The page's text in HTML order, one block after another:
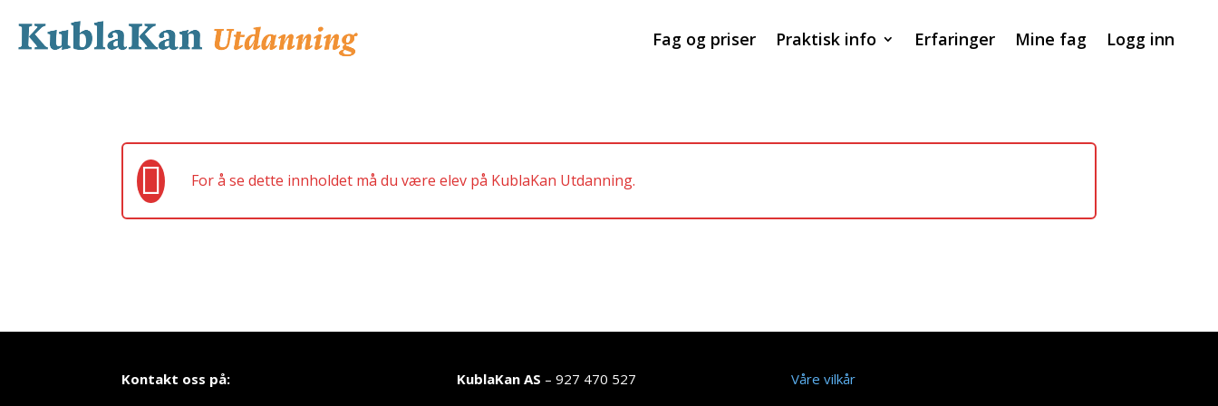
Fag og priser Praktisk info Erfaringer Mine fag Logg inn
For å se dette innholdet må du være elev på KublaKan Utdanning.
Kontakt oss på: KublaKan AS – 927 470 527 Våre vilkår